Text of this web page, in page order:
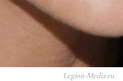
Legion-Media.ru